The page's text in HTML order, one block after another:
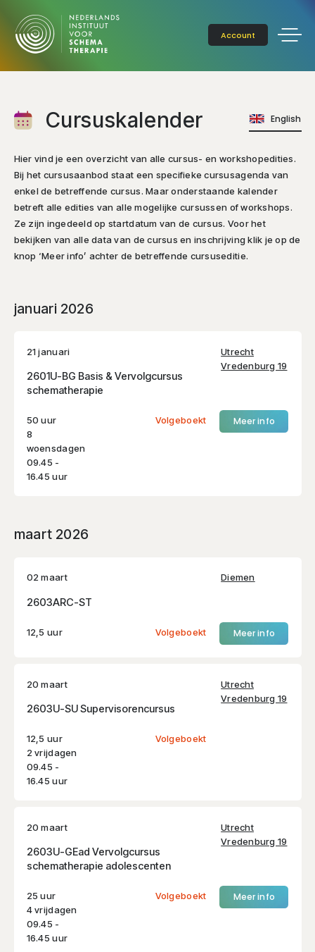
Account
Cursuskalender
Hier vind je een overzicht van alle cursus- en workshopedities.
Bij het cursusaanbod staat een specifieke cursusagenda van
enkel de betreffende cursus. Maar onderstaande kalender
betreft alle edities van alle mogelijke cursussen of workshops.
Ze zijn ingedeeld op startdatum van de cursus. Voor het
bekijken van alle data van de cursus en inschrijving klik je op de
knop ‘Meer info’ achter de betreffende cursuseditie.
English
januari 2026
21 januari
Utrecht
Vredenburg 19
2601U-BG Basis & Vervolgcursus
schematherapie
50 uur
8
woensdagen
09.45 -
16.45 uur
Meer info
Volgeboekt
maart 2026
02 maart Diemen
2603ARC-ST
12,5 uur Meer info
Volgeboekt
20 maart
Utrecht
Vredenburg 19
2603U-SU Supervisorencursus
12,5 uur
2 vrijdagen
09.45 -
16.45 uur
Volgeboekt
20 maart
Utrecht
Vredenburg 19
2603U-GEad Vervolgcursus
schematherapie adolescenten
25 uur
4 vrijdagen
09.45 -
16.45 uur
Meer info
Volgeboekt